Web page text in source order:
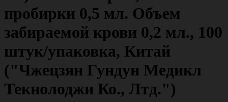
пробирки 0,5 мл. Объем
забираемой крови 0,2 мл., 100
штук/упаковка, Китай
("Чжецзян Гундун Медикл
Текнолоджи Ко., Лтд.")